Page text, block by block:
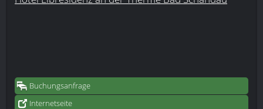
Buchungsanfrage
Internetseite